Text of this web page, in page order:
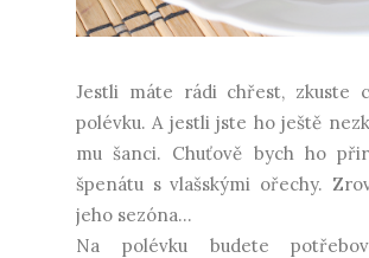
Jestli máte rádi chřest, zkuste
polévku. A jestli jste ho ještě
mu šanci. Chuťově bych ho
špenátu s vlašskými ořechy.
jeho sezóna...
Na polévku budete